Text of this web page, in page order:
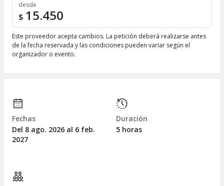
desde
$ 15.450
Este proveedor acepta cambios. La petición deberá realizarse antes
de la fecha reservada y las condiciones pueden variar según el
organizador o evento.
Fechas
Del 8 ago. 2026 al 6 feb.
2027
Duración
5 horas